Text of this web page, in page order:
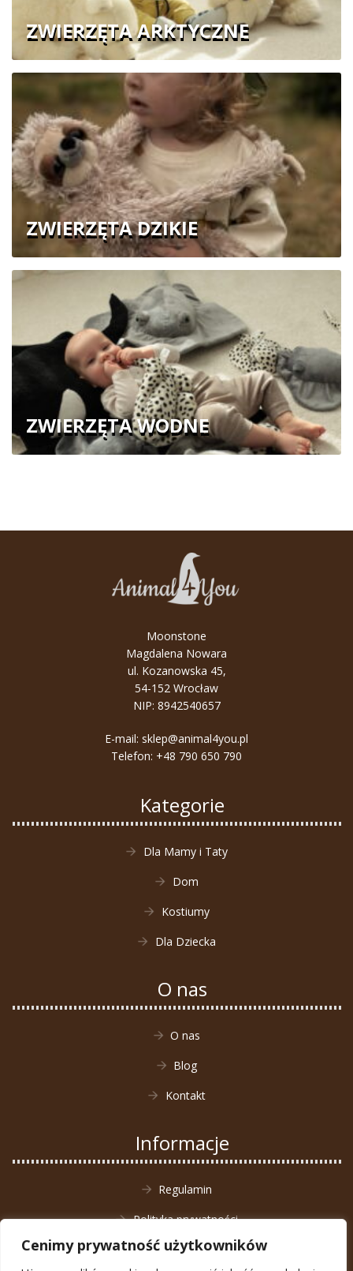
Cenimy prywatność użytkowników
ZWIERZĘTA ARKTYCZNE
ZWIERZĘTA DZIKIE
ZWIERZĘTA WODNE
Moonstone
Magdalena Nowara
ul. Kozanowska 45,
54-152 Wrocław
NIP: 8942540657
E-mail: sklep@animal4you.pl
Telefon: +48 790 650 790
Kategorie
Dla Mamy i Taty
Dom
Kostiumy
Dla Dziecka
O nas
O nas
Blog
Kontakt
Informacje
Regulamin
Polityka prywatności
Zwrot towaru